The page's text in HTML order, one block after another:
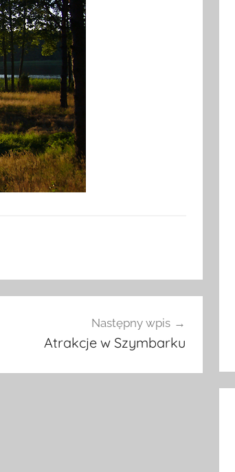
Następny wpis
Atrakcje w Szymbarku